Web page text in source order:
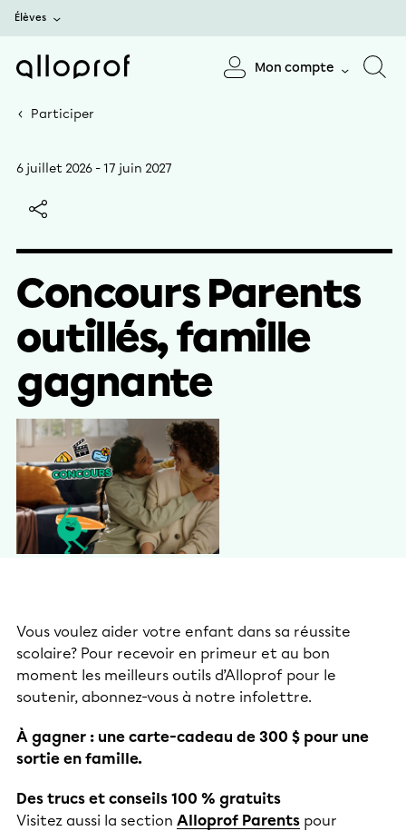
Élèves
Mon compte
Participer
6 juillet 2026 -17 juin 2027
Concours Parents
outillés, famille
gagnante
Vous voulez aider votre enfant dans sa réussite
scolaire? Pour recevoir en primeur et au bon
moment les meilleurs outils d’Alloprof pour le
soutenir, abonnez-vous à notre infolettre.
À gagner : une carte-cadeau de 300 $ pour une
sortie en famille.
Des trucs et conseils 100 % gratuits
Visitez aussi la section Alloprof Parents pour